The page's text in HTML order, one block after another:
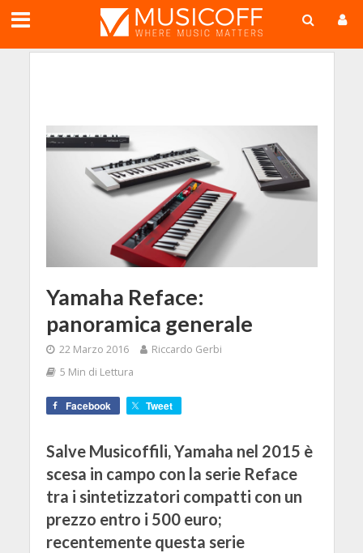
Yamaha Reface:
panoramica generale
22 Marzo 2016
Riccardo Gerbi
5 Min di Lettura
Facebook Tweet
Salve Musicoffili, Yamaha nel 2015 è
scesa in campo con la serie Reface
tra i sintetizzatori compatti con un
prezzo entro i 500 euro;
recentemente questa serie